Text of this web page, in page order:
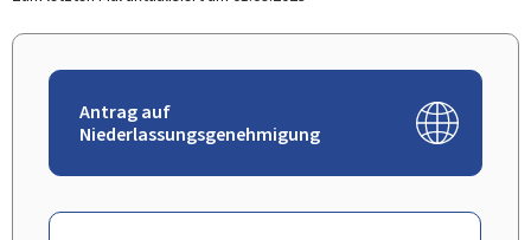
Antrag auf
Niederlassungsgenehmigung